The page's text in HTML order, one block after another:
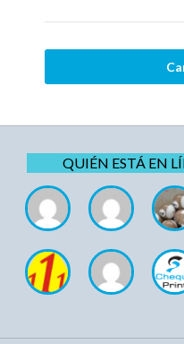
QUIÉN ESTÁ EN